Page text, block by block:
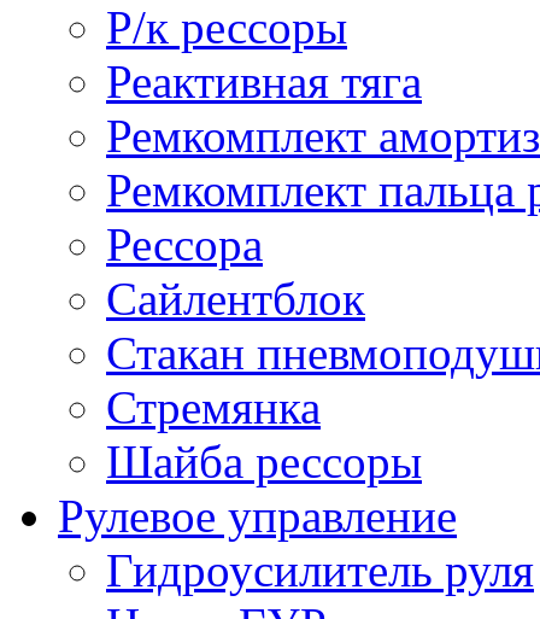
Р/к рессоры
Реактивная тяга
Ремкомплект
Ремкомплект пальца
Рессора
Сайлентблок
Стакан
Стремянка
Шайба рессоры
Рулевое управление
Гидроусилитель руля